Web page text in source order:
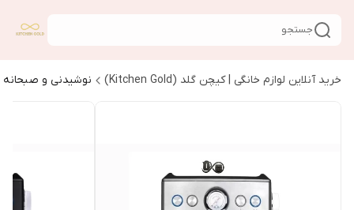
جستجو
خرید آنلاین لوازم خانگی | کیچن گلد (Kitchen Gold) نوشیدنی و صبحانه